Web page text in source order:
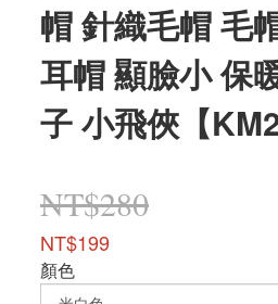
帽 針織毛帽 毛
耳帽 顯臉小 保
子 小飛俠【
NT$280
NT$199
顏色